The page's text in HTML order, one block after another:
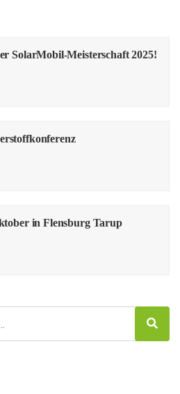
SolarMobil-Meisterschaft 2025!
in Flensburg Tarup